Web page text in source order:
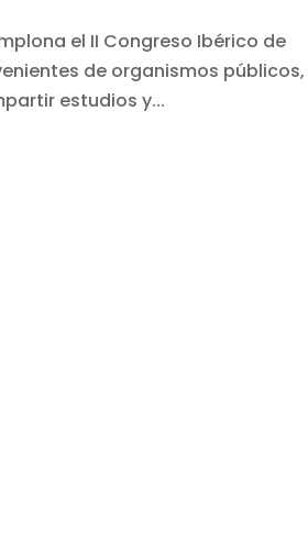
el II Congreso Ibérico de
de organismos públicos,
estudios y...